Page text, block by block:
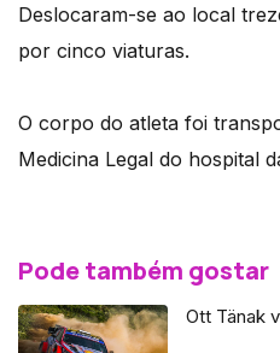
Deslocaram-se ao local
por cinco viaturas.
O corpo do atleta foi
Medicina Legal do hospital
Pode também gostar
Ott Tänak